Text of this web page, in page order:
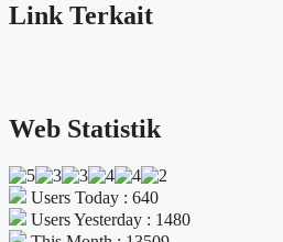
Link Terkait
Web Statistik
Users Today : 640
Users Yesterday : 1480